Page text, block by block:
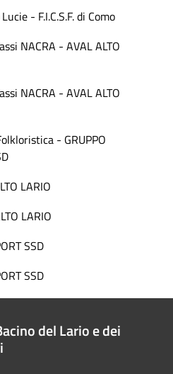
- F.I.C.S.F. di Como
NACRA - AVAL ALTO
NACRA - AVAL ALTO
- GRUPPO
LARIO
LARIO
SSD
SSD
del Lario e dei